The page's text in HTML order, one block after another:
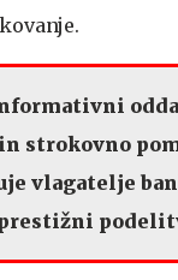
strokovno
vlagatelje